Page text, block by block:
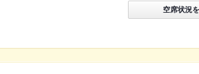
空席状況